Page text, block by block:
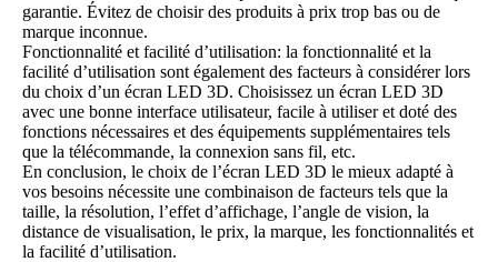
garantie. Évitez de choisir des produits à prix trop bas ou de
marque inconnue.
Fonctionnalité et facilité d’utilisation: la fonctionnalité et la
facilité d’utilisation sont également des facteurs à considérer lors
du choix d’un écran LED 3D. Choisissez un écran LED 3D
avec une bonne interface utilisateur, facile à utiliser et doté des
fonctions nécessaires et des équipements supplémentaires tels
que la télécommande, la connexion sans fil, etc.
En conclusion, le choix de l’écran LED 3D le mieux adapté à
vos besoins nécessite une combinaison de facteurs tels que la
taille, la résolution, l’effet d’affichage, l’angle de vision, la
distance de visualisation, le prix, la marque, les fonctionnalités et
la facilité d’utilisation.